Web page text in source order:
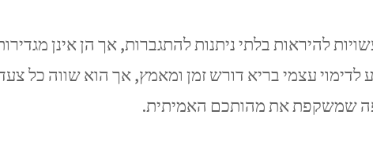
להיראות בלתי ניתנות להתגברות, אך הן אינן
עצמי בריא דורש זמן ומאמץ, אך הוא שווה כל
שמשקפת את מהותכם האמיתית.